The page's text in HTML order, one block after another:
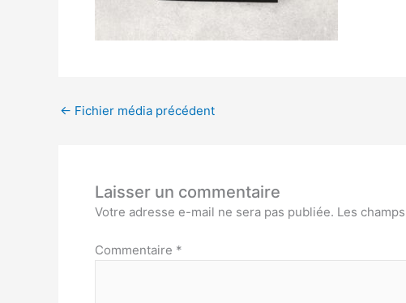
← Fichier média précédent
Laisser un commentaire
Votre adresse e-mail ne sera pas publiée. Les
Commentaire *